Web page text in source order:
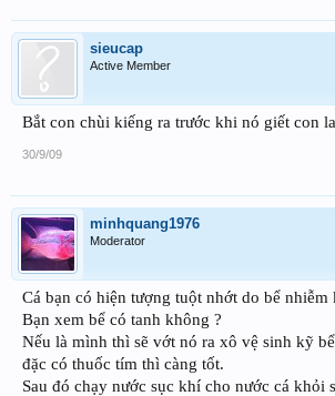
sieucap
Active Member
Bắt con chùi kiếng ra trước khi nó giết con
30/9/09
minhquang1976
Moderator
Cá bạn có hiện tượng tuột nhớt do bể nhiễm
Bạn xem bể có tanh không ?
Nếu là mình thì sẽ vớt nó ra xô vệ sinh kỹ
đặc có thuốc tím thì càng tốt.
Sau đó chạy nước sục khí cho nước cá khỏi